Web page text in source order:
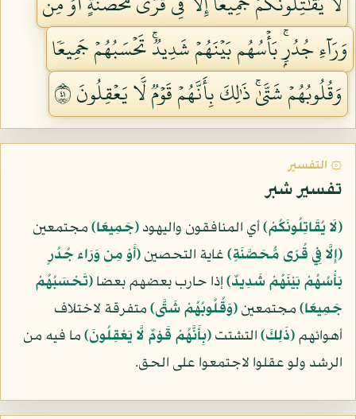
وَرَآءِ جُدُرِۭۚ بَأۡسُهُم بَيۡنَهُمۡ شَدِيدٞۚ تَحۡسَبُهُمۡ جَمِيعٗا
وَقُلُوبُهُمۡ شَتَّىٰۚ ذَٰلِكَ بِأَنَّهُمۡ قَوۡمٞ لَّا يَعۡقِلُونَ ١٤
۞ التفسير
تفسير شبر
﴿لَا يُقَاتِلُونَكُمْ﴾أي المنافقون واليهود﴿جَمِيعًا﴾مجتمعين
﴿إِلَّا فِي قُرًى مُّحَصَّنَةٍ﴾غاية التحصين﴿أَوْ مِن وَرَاء جُدُرٍ
بَأْسُهُمْ بَيْنَهُمْ شَدِيدٌ﴾إذا حارب بعضهم بعضا﴿تَحْسَبُهُمْ
جَمِيعًا﴾مجتمعين﴿وَقُلُوبُهُمْ شَتَّى﴾متفرقة لاختلاف
أهوائهم﴿ذَلِكَ﴾التشتت﴿بِأَنَّهُمْ قَوْمٌ لَّا يَعْقِلُونَ﴾ما فيه من
الرشد ولو عقلوا لاجتمعوا على الحق.